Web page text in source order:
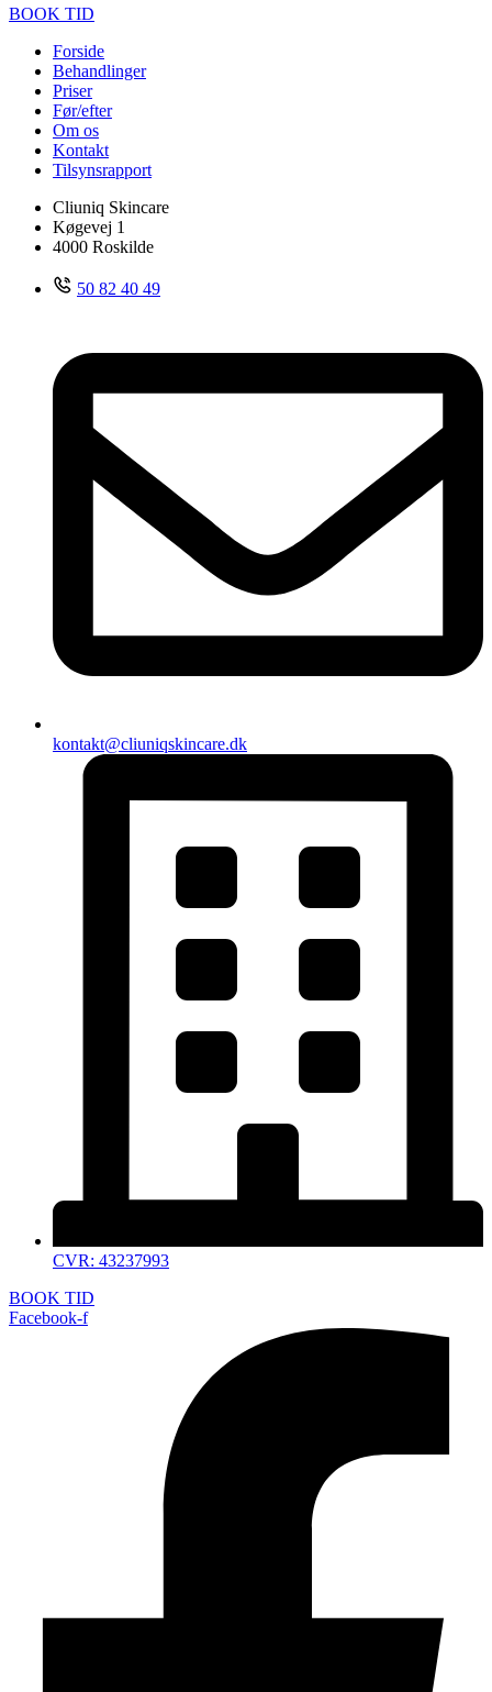
BOOK TID
Forside
Behandlinger
Priser
Før/efter
Om os
Kontakt
Tilsynsrapport
Cliuniq Skincare
Køgevej 1
4000 Roskilde
50 82 40 49
kontakt@cliuniqskincare.dk
CVR: 43237993
BOOK TID
Facebook-f